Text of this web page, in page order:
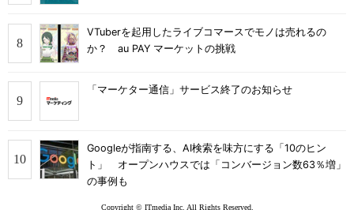
VTuberを起用したライブコマースでモノは売れるの
か？ au PAY マーケットの挑戦
「マーケター通信」サービス終了のお知らせ
Googleが指南する、AI検索を味方にする「10のヒン
ト」 オープンハウスでは「コンバージョン数63％増」
の事例も
Copyright © ITmedia Inc. All Rights Reserved.